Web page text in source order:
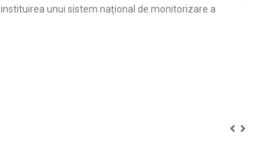
unui sistem național de monitorizare a